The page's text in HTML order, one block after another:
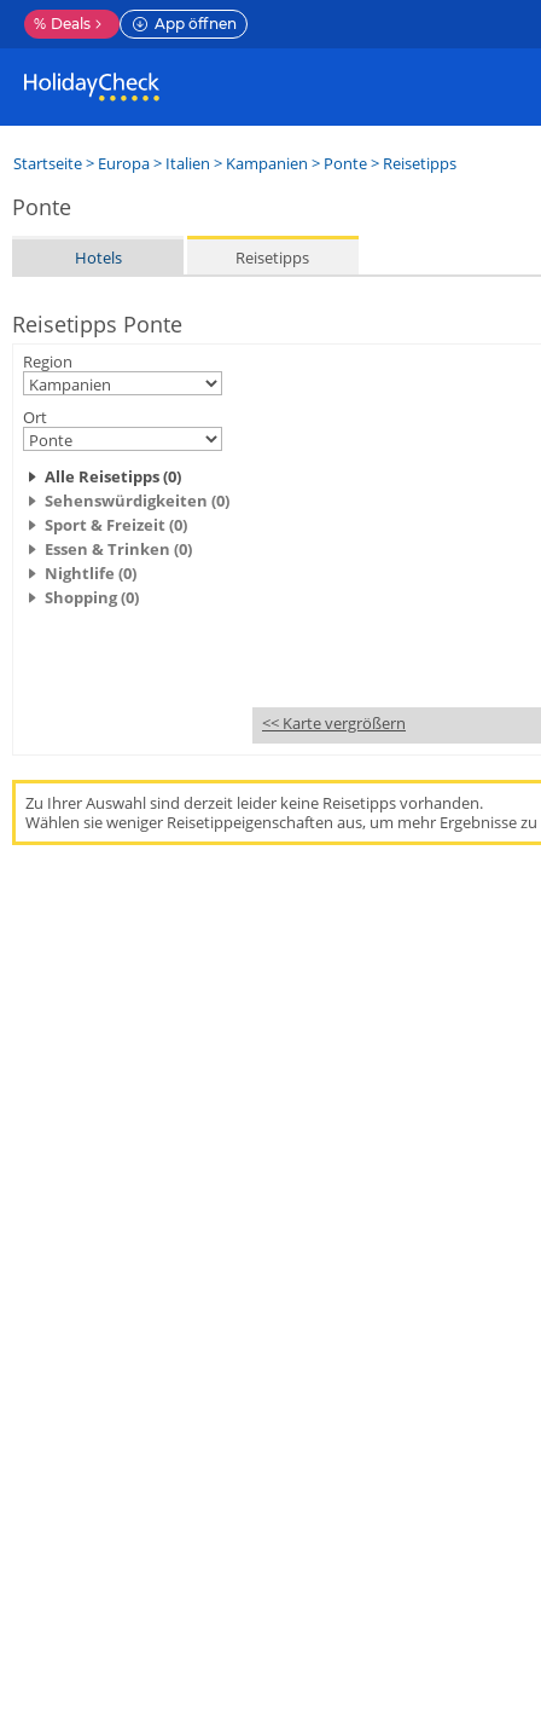
% Deals App öffnen
Startseite> Europa> Italien > Kampanien > Ponte> Reisetipps
Ponte
Hotels Reisetipps
Reisetipps Ponte
Region
Ort
Alle Reisetipps (0)
Sehenswürdigkeiten (0)
Sport & Freizeit (0)
Essen & Trinken (0)
Nightlife (0)
Shopping (0)
<< Karte vergrößern
Zu Ihrer Auswahl sind derzeit leider keine Reisetipps vorhanden.
Wählen sie weniger Reisetippeigenschaften aus, um mehr Ergebnisse